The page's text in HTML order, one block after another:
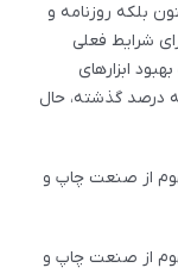
بلکه روزنامه و
شرایط فعلی
ابزارهای
درصد گذشته، حال
از صنعت چاپ و
از صنعت چاپ و